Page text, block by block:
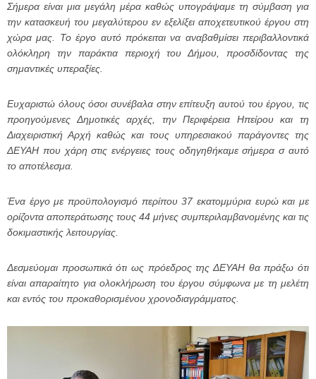
Σήμερα είναι μια μεγάλη μέρα καθώς υπογράψαμε τη σύμβαση για
την κατασκευή του μεγαλύτερου εν εξελίξει αποχετευτικού έργου στη
χώρα μας. Το έργο αυτό πρόκειται να αναβαθμίσει περιβαλλοντικά
ολόκληρη την παράκτια περιοχή του Δήμου, προσδίδοντας της
σημαντικές υπεραξίες.
Ευχαριστώ όλους όσοι συνέβαλα στην επίτευξη αυτού του έργου, τις
προηγούμενες Δημοτικές αρχές, την Περιφέρεια Ηπείρου και τη
Διαχειριστική Αρχή καθώς και τους υπηρεσιακού παράγοντες της
ΔΕΥΑΗ που χάρη στις ενέργειες τους οδηγηθήκαμε σήμερα σ αυτό
το αποτέλεσμα.
Ένα έργο με προϋπολογισμό περίπου 37 εκατομμύρια ευρώ και με
ορίζοντα αποπεράτωσης τους 44 μήνες συμπεριλαμβανομένης και τις
δοκιμαστικής λειτουργίας.
Δεσμεύομαι προσωπικά ότι ως πρόεδρος της ΔΕΥΑΗ θα πράξω ότι
είναι απαραίτητο για ολοκλήρωση του έργου σύμφωνα με τη μελέτη
και εντός του προκαθορισμένου χρονοδιαγράμματος.